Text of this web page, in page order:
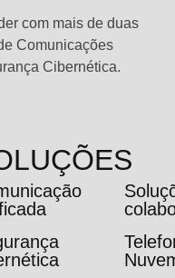
com mais de duas
Comunicações
Cibernética.